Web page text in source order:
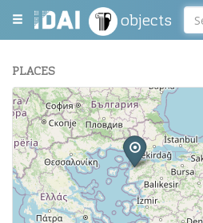
objects
PLACES
+
−